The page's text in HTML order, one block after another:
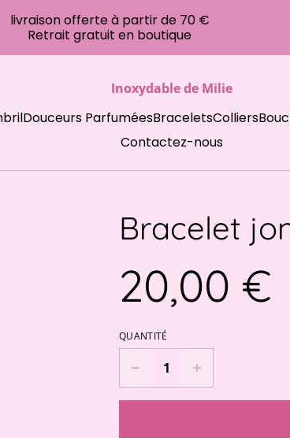
livraison offerte à partir de 70 €
Retrait gratuit en boutique
Inoxydable de Milie
Douceurs ParfuméesBraceletsColliers
Contactez-nous
Bracelet
20,00 €
QUANTITÉ